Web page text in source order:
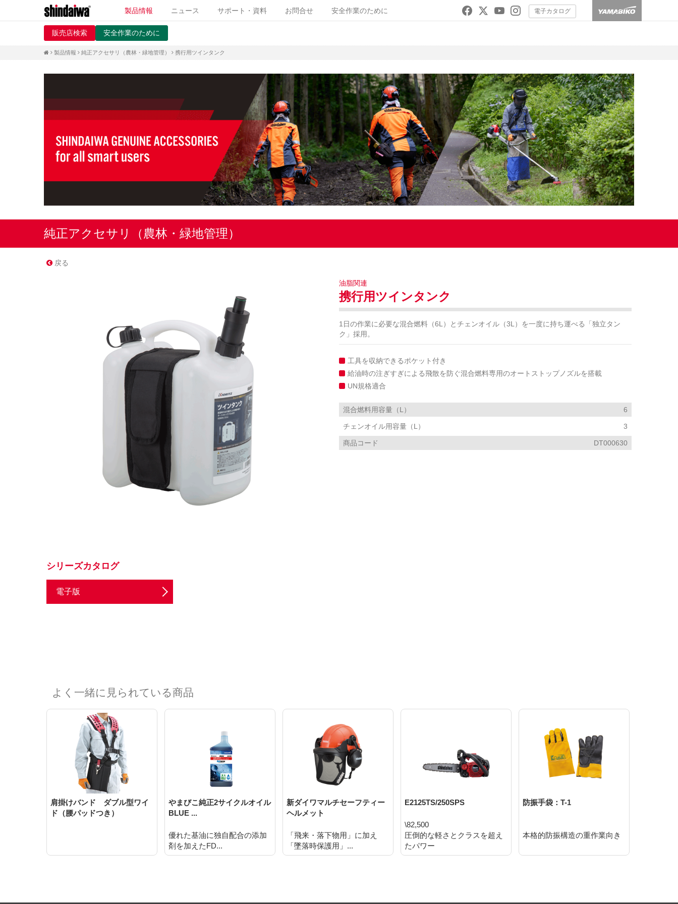
製品情報 ニュース サポート・資料 お問合せ 安全作業のために 電子カタログ
販売店検索 安全作業のために
製品情報 純正アクセサリ（農林・緑地管理） 携行用ツインタンク
純正アクセサリ（農林・緑地管理）
戻る
シリーズカタログ
電子版
油脂関連
携行用ツインタンク
1日の作業に必要な混合燃料（6L）とチェンオイル（3L）を一度に持ち運べる「独立タン
ク」採用。
工具を収納できるポケット付き
給油時の注ぎすぎによる飛散を防ぐ混合燃料専用のオートストップノズルを搭載
UN規格適合
混合燃料用容量（L） 6
チェンオイル用容量（L） 3
商品コード DT000630
よく一緒に見られている商品
肩掛けバンド ダブル型ワイ
ド（腰パッドつき）
やまびこ純正2サイクルオイル
BLUE ...
優れた基油に独自配合の添加
剤を加えたFD...
新ダイワマルチセーフティー
ヘルメット
「飛来・落下物用」に加え
「墜落時保護用」...
E2125TS/250SPS
\82,500
圧倒的な軽さとクラスを超え
たパワー
防振手袋：T-1
本格的防振構造の重作業向き